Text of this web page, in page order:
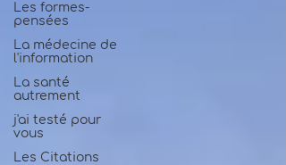
Les formes-
pensées
La médecine de
l'information
La santé
autrement
j'ai testé pour
vous
Les Citations